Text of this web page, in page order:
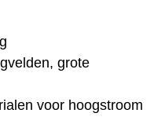
grote
voor hoogstroom